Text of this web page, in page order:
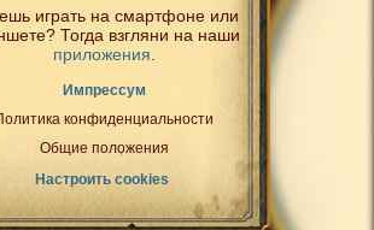
играть на смартфоне или
Тогда взгляни на наши
приложения
Импрессум
конфиденциальности
Общие положения
Настроить cookies